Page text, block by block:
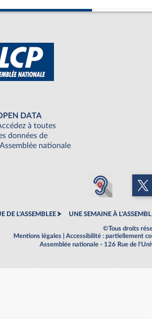
DATA
à toutes
données de
nationale
DE L'ASSEMBLEE UNE SEMAINE À
©Tous droits
Mentions légales
Accessibilité : partiellement
Assemblée nationale - 126 Rue de